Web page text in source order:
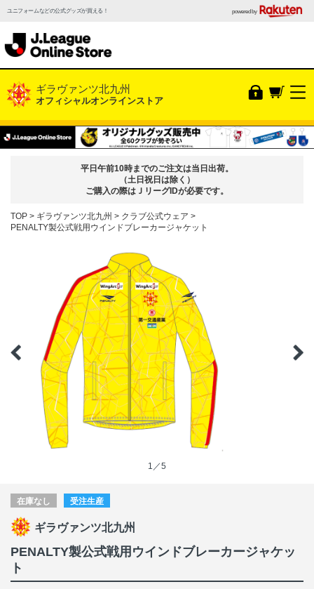
ユニフォームなどの公式グッズが買える！ powered by
ギラヴァンツ北九州
オフィシャルオンラインストア
平日午前10時までのご注文は当日出荷。
（土日祝日は除く）
ご購入の際はＪリーグIDが必要です。
TOP ギラヴァンツ北九州
クラブ公式ウェア
PENALTY製公式戦用ウインドブレーカージャケット
1／5
在庫なし 受注生産
ギラヴァンツ北九州
PENALTY製公式戦用ウインドブレーカージャケッ
ト